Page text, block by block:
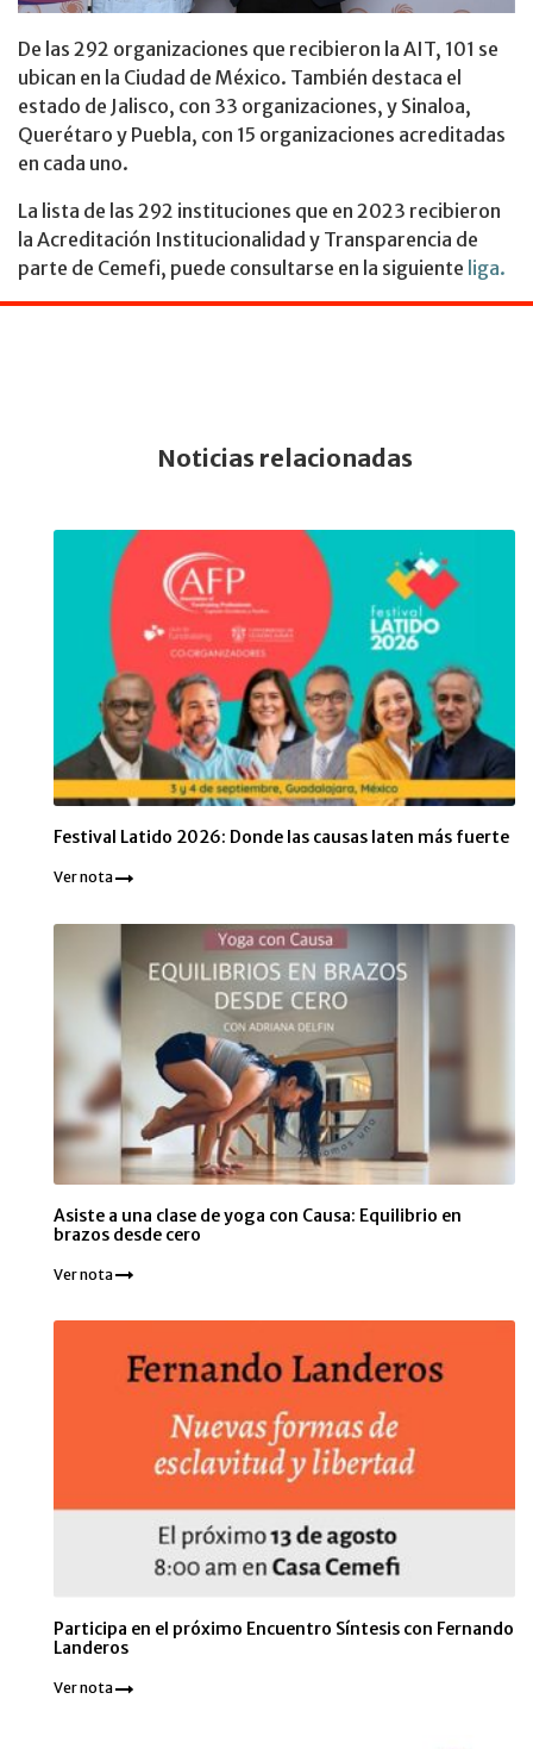
De las 292 organizaciones que recibieron la AIT, 101 se
ubican en la Ciudad de México. También destaca el
estado de Jalisco, con 33 organizaciones, y Sinaloa,
Querétaro y Puebla, con 15 organizaciones acreditadas
en cada uno.
La lista de las 292 instituciones que en 2023 recibieron
la Acreditación Institucionalidad y Transparencia de
parte de Cemefi, puede consultarse en la siguiente liga.
Noticias relacionadas
Festival Latido 2026: Donde las causas laten más fuerte
Ver nota
Asiste a una clase de yoga con Causa: Equilibrio en
brazos desde cero
Ver nota
Participa en el próximo Encuentro Síntesis con Fernando
Landeros
Ver nota